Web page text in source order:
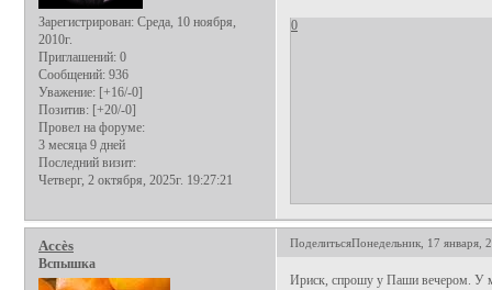
Зарегистрирован: Среда, 10 ноября,
2010г.
Приглашений: 0
Сообщений: 936
Уважение: [+16/-0]
Позитив: [+20/-0]
Провел на форуме:
3 месяца 9 дней
Последний визит:
Четверг, 2 октября, 2025г. 19:27:21
0
ПоделитьсяПонедельник, 17 января,
Аccès
Вспышка
Ириск, спрошу у Паши вечером. У